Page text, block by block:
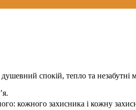
спокій, тепло та незабутні
кожного захисника і кожну